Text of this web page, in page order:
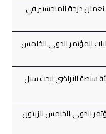
درجة الماجستير في
المؤتمر الدولي الخامس
سلطة الأراضي لبحث سبل
الدولي الخامس للزيتون